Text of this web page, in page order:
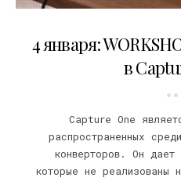
4 января:
в
Capture One
распространенных
конверторов. Он дает
которые не